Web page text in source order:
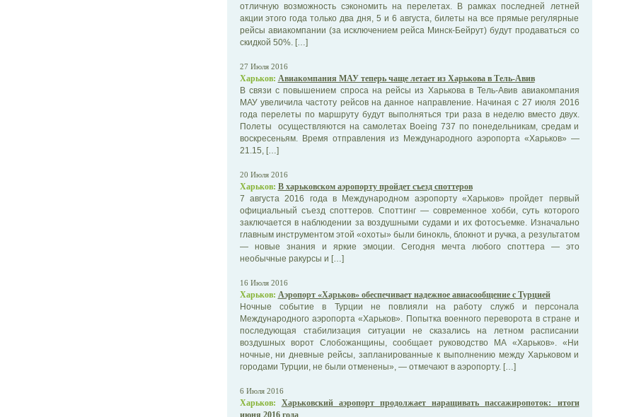
отличную возможность сэкономить на перелетах. В рамках последней летней
акции этого года только два дня, 5 и 6 августа, билеты на все прямые регулярные
рейсы авиакомпании (за исключением рейса Минск-Бейрут) будут продаваться со
скидкой 50%. […]
27 Июля 2016
Харьков: Авиакомпания МАУ теперь чаще летает из Харькова в Тель-Авив
В связи с повышением спроса на рейсы из Харькова в Тель-Авив авиакомпания
МАУ увеличила частоту рейсов на данное направление. Начиная с 27 июля 2016
года перелеты по маршруту будут выполняться три раза в неделю вместо двух.
Полеты осуществляются на самолетах Boeing 737 по понедельникам, средам и
воскресеньям. Время отправления из Международного аэропорта «Харьков» —
21.15, […]
20 Июля 2016
Харьков: В харьковском аэропорту пройдет съезд споттеров
7 августа 2016 года в Международном аэропорту «Харьков» пройдет первый
официальный съезд споттеров. Споттинг — современное хобби, суть которого
заключается в наблюдении за воздушными судами и их фотосъемке. Изначально
главным инструментом этой «охоты» были бинокль, блокнот и ручка, а результатом
— новые знания и яркие эмоции. Сегодня мечта любого споттера — это
необычные ракурсы и […]
16 Июля 2016
Харьков: Аэропорт «Харьков» обеспечивает надежное авиасообщение с Турцией
Ночные событие в Турции не повлияли на работу служб и персонала
Международного аэропорта «Харьков». Попытка военного переворота в стране и
последующая стабилизация ситуации не сказались на летном расписании
воздушных ворот Слобожанщины, сообщает руководство МА «Харьков». «Ни
ночные, ни дневные рейсы, запланированные к выполнению между Харьковом и
городами Турции, не были отменены», — отмечают в аэропорту. […]
6 Июля 2016
Харьков:
Харьковский аэропорт продолжает наращивать пассажиропоток: итоги
июня 2016 года